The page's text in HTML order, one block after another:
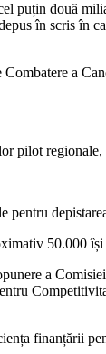
puțin două
în scris în
a
pilot regionale,
50.000
a
finanțării